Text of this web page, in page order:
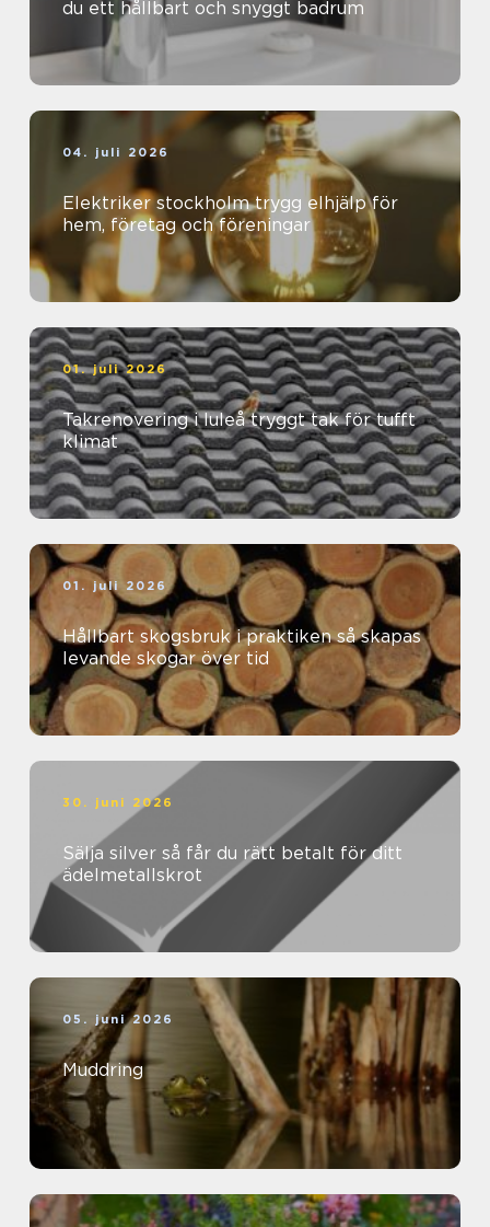
du ett hållbart och snyggt badrum
04. juli 2026
Elektriker stockholm trygg elhjälp för
hem, företag och föreningar
01. juli 2026
Takrenovering i luleå tryggt tak för tufft
klimat
01. juli 2026
Hållbart skogsbruk i praktiken så skapas
levande skogar över tid
30. juni 2026
Sälja silver så får du rätt betalt för ditt
ädelmetallskrot
05. juni 2026
Muddring